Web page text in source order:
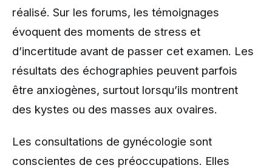
réalisé. Sur les forums, les témoignages
évoquent des moments de stress et
d’incertitude avant de passer cet examen. Les
résultats des échographies peuvent parfois
être anxiogènes, surtout lorsqu’ils montrent
des kystes ou des masses aux ovaires.
Les consultations de gynécologie sont
conscientes de ces préoccupations. Elles